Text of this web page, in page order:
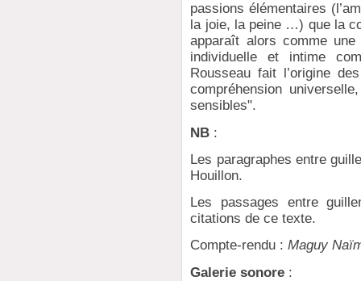
passions élémentaires
la joie, la peine …) que la
apparaît alors comme
individuelle et intime
Rousseau fait l’origine
compréhension
sensibles".
NB :
Les paragraphes entre
Houillon.
Les passages entre
citations de ce texte.
Compte-rendu :Maguy
Galerie sonore :